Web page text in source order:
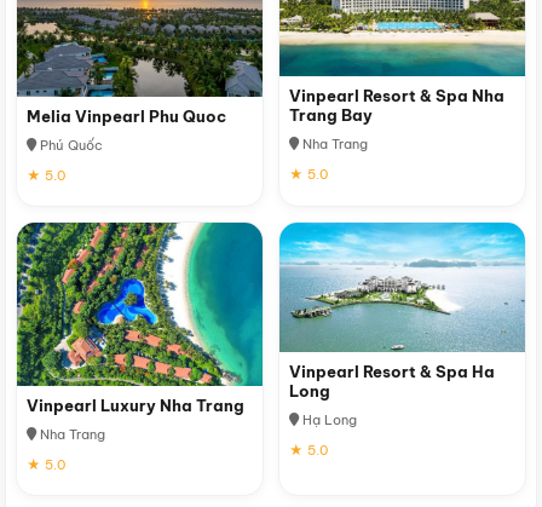
Melia Vinpearl Phu Quoc
Phú Quốc
★ 5.0
Vinpearl Resort & Spa Nha
Trang Bay
Nha Trang
★ 5.0
Vinpearl Luxury Nha Trang
Nha Trang
★ 5.0
Vinpearl Resort & Spa Ha
Long
Hạ Long
★ 5.0